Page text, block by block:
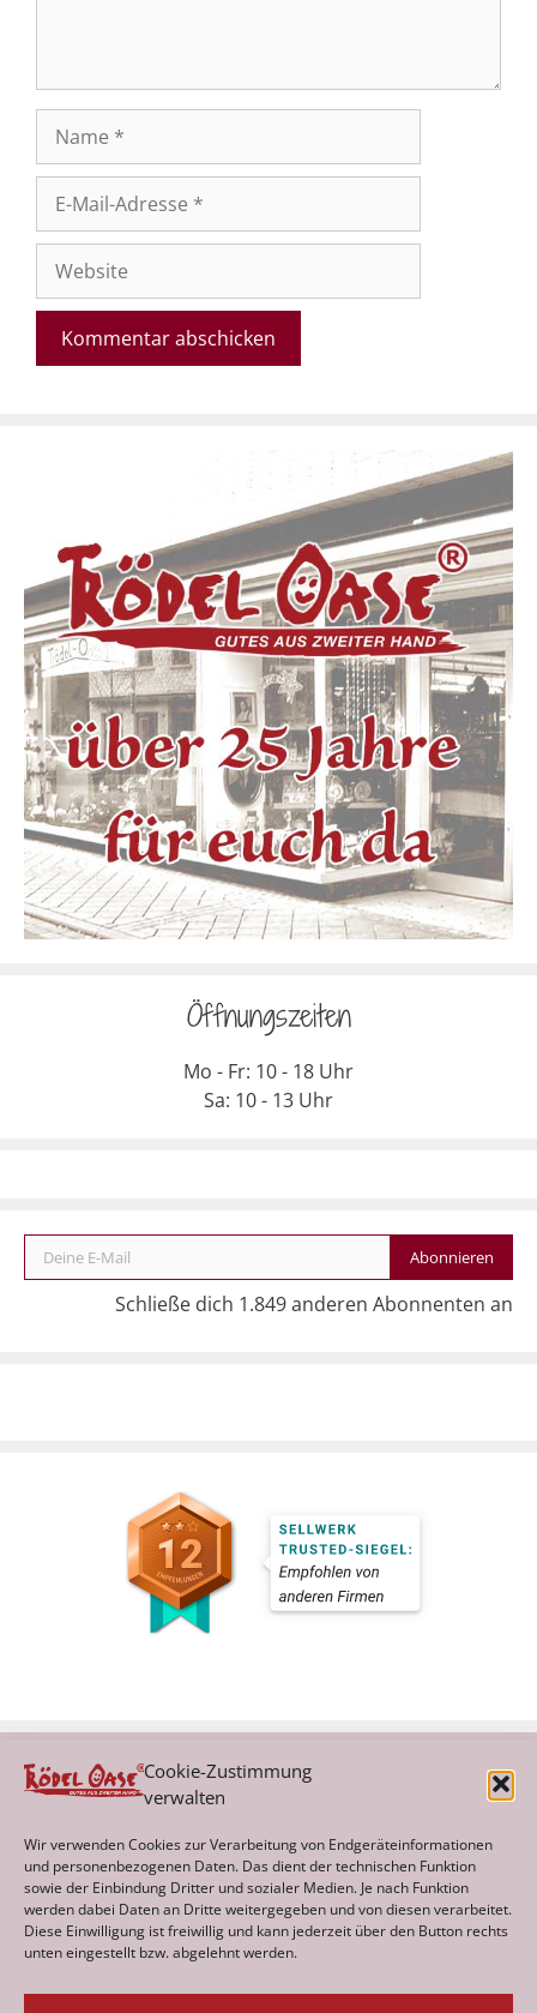
Cookie-Zustimmung
verwalten
Wir verwenden Cookies zur Verarbeitung von Endgeräteinformationen
und personenbezogenen Daten. Das dient der technischen Funktion
sowie der Einbindung Dritter und sozialer Medien. Je nach Funktion
werden dabei Daten an Dritte weitergegeben und von diesen verarbeitet.
Diese Einwilligung ist freiwillig und kann jederzeit über den Button rechts
unten eingestellt bzw. abgelehnt werden.
Mail-
Adresse
Website
Öffnungszeiten
Mo - Fr: 10 - 18 Uhr
Sa: 10 - 13 Uhr
Deine E-Mail
Abonnieren
Schließe dich 1.849 anderen Abonnenten an
Archiv